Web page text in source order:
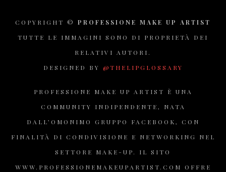
COPYRIGHT © PROFESSIONE MAKE UP ARTIST
TUTTE LE IMMAGINI SONO DI PROPRIETÀ DEI
RELATIVI AUTORI.
DESIGNED BY @THELIPGLOSSARY
PROFESSIONE MAKE UP ARTIST È UNA
COMMUNITY INDIPENDENTE, NATA
DALL’OMONIMO GRUPPO FACEBOOK, CON
FINALITÀ DI CONDIVISIONE E NETWORKING NEL
SETTORE MAKE-UP. IL SITO
WWW.PROFESSIONEMAKEUPARTIST.COM OFFRE